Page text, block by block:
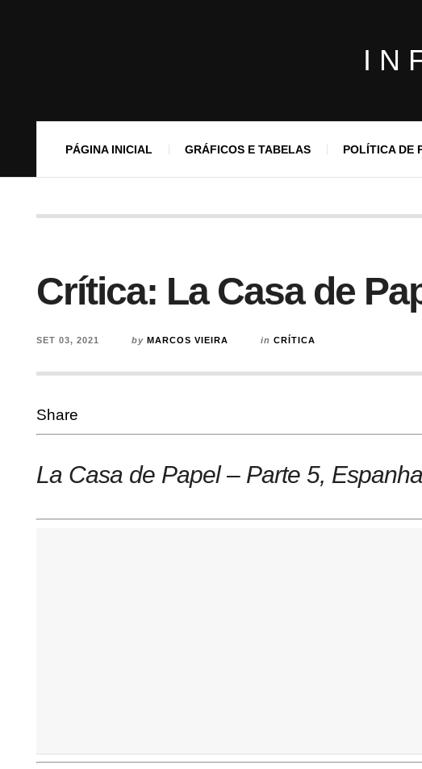
PÁGINA INICIAL GRÁFICOS E TABELAS POLÍTICA DE
Crítica: La Casa de
SET 03, 2021 by MARCOS VIEIRA in CRÍTICA
Share
La Casa de Papel – Parte 5, Espanha